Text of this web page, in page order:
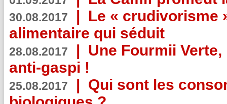
30.08.2017 | Le « crudivorisme
alimentaire qui séduit
28.08.2017 | Une Fourmii
anti-gaspi !
25.08.2017 | Qui sont les